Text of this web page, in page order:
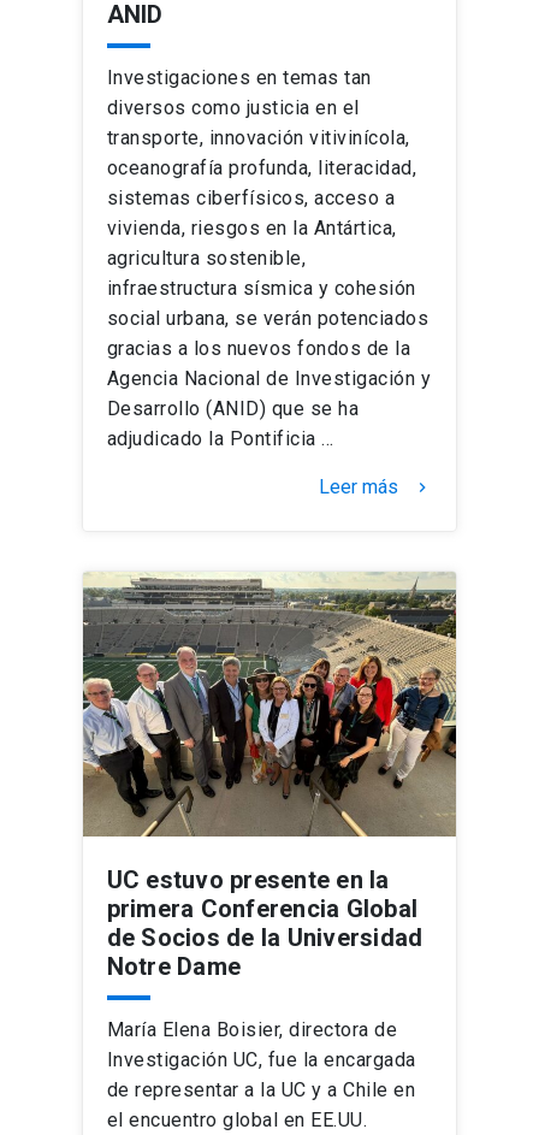
ANID
Investigaciones en temas tan
diversos como justicia en el
transporte, innovación vitivinícola,
oceanografía profunda, literacidad,
sistemas ciberfísicos, acceso a
vivienda, riesgos en la Antártica,
agricultura sostenible,
infraestructura sísmica y cohesión
social urbana, se verán potenciados
gracias a los nuevos fondos de la
Agencia Nacional de Investigación y
Desarrollo (ANID) que se ha
adjudicado la Pontificia …
Leer más keyboard_arrow_right
UC estuvo presente en la
primera Conferencia Global
de Socios de la Universidad
Notre Dame
María Elena Boisier, directora de
Investigación UC, fue la encargada
de representar a la UC y a Chile en
el encuentro global en EE.UU.